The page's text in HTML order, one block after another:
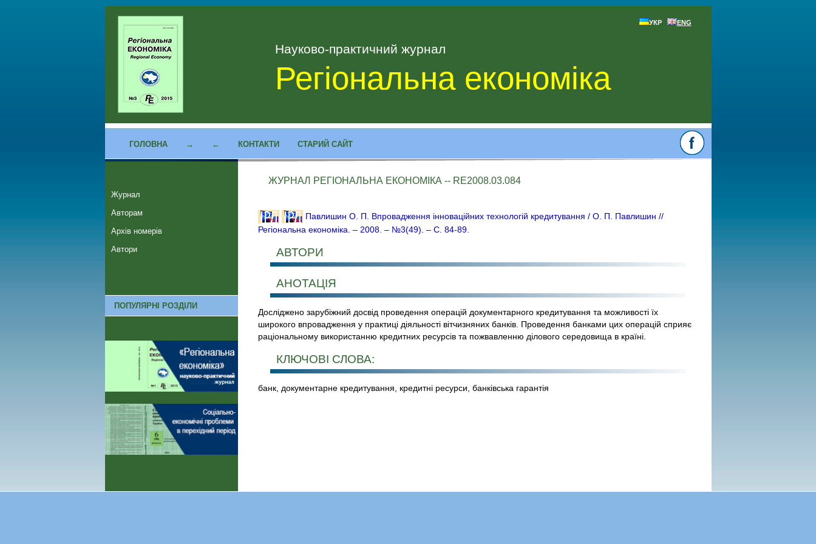
Науково-практичний журнал
УКР ENG
Регіональна економіка
ГОЛОВНА → ← КОНТАКТИ СТАРИЙ САЙТ
Журнал
Авторам
Архів номерів
Автори
ПОПУЛЯРНІ РОЗДІЛИ
ЖУРНАЛ РЕГІОНАЛЬНА ЕКОНОМІКА -- RE2008.03.084
Павлишин О. П. Впровадження інноваційних технологій кредитування / О. П. Павлишин //
Регіональна економіка. – 2008. – №3(49). – С. 84-89.
АВТОРИ
АНОТАЦІЯ
Досліджено зарубіжний досвід проведення операцій документарного кредитування та можливості їх
широкого впровадження у практиці діяльності вітчизняних банків. Проведення банками цих операцій сприяє
раціональному використанню кредитних ресурсів та пожвавленню ділового середовища в країні.
КЛЮЧОВІ СЛОВА:
банк, документарне кредитування, кредитні ресурси, банківська гарантія